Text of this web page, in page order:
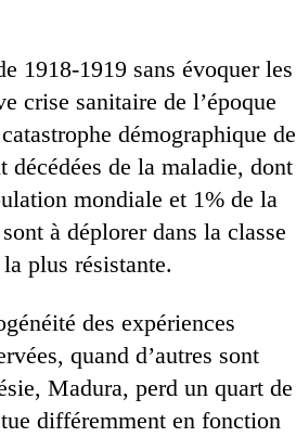
1918-1919 sans évoquer les
crise sanitaire de l’époque
démographique de
décédées de la maladie, dont
mondiale et 1% de la
à déplorer dans la classe
plus résistante.
des expériences
quand d’autres sont
Madura, perd un quart de
différemment en fonction